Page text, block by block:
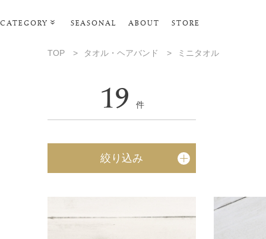
CATEGORY SEASONAL ABOUT STORE
ポーチ･トラベルグッズ
タオル・ヘアバンド
TOP > タオル・ヘアバンド > ミニタオル
19 件
絞り込み